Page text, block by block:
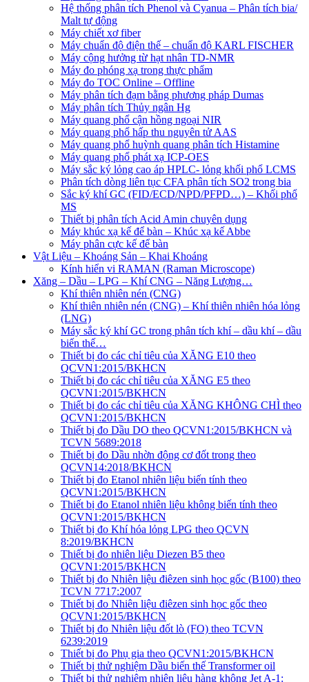
Hệ thống phân tích Phenol và Cyanua – Phân tích bia/
Malt tự động
Máy chiết xơ fiber
Máy chuẩn độ điện thế – chuẩn độ KARL FISCHER
Máy cộng hưởng từ hạt nhân TD-NMR
Máy đo phóng xạ trong thực phẩm
Máy đo TOC Online – Offline
Máy phân tích đạm bằng phương pháp Dumas
Máy phân tích Thủy ngân Hg
Máy quang phổ cận hồng ngoại NIR
Máy quang phổ hấp thu nguyên tử AAS
Máy quang phổ huỳnh quang phân tích Histamine
Máy quang phổ phát xạ ICP-OES
Máy sắc ký lỏng cao áp HPLC- lỏng khối phổ LCMS
Phân tích dòng liên tục CFA phân tích SO2 trong bia
Sắc ký khí GC (FID/ECD/NPD/PFPD…) – Khối phổ
MS
Thiết bị phân tích Acid Amin chuyên dụng
Máy khúc xạ kế để bàn – Khúc xạ kế Abbe
Máy phân cực kế để bàn
Vật Liệu – Khoáng Sản – Khai Khoáng
Kính hiển vi RAMAN (Raman Microscope)
Xăng – Dầu – LPG – Khí CNG – Năng Lượng…
Khí thiên nhiên nén (CNG)
Khí thiên nhiên nén (CNG) – Khí thiên nhiên hóa lỏng
(LNG)
Máy sắc ký khí GC trong phân tích khí – dầu khí – dầu
biến thế…
Thiết bị đo các chỉ tiêu của XĂNG E10 theo
QCVN1:2015/BKHCN
Thiết bị đo các chỉ tiêu của XĂNG E5 theo
QCVN1:2015/BKHCN
Thiết bị đo các chỉ tiêu của XĂNG KHÔNG CHÌ theo
QCVN1:2015/BKHCN
Thiết bị đo Dầu DO theo QCVN1:2015/BKHCN và
TCVN 5689:2018
Thiết bị đo Dầu nhờn động cơ đốt trong theo
QCVN14:2018/BKHCN
Thiết bị đo Etanol nhiên liệu biến tính theo
QCVN1:2015/BKHCN
Thiết bị đo Etanol nhiên liệu không biến tính theo
QCVN1:2015/BKHCN
Thiết bị đo Khí hóa lỏng LPG theo QCVN
8:2019/BKHCN
Thiết bị đo nhiên liệu Diezen B5 theo
QCVN1:2015/BKHCN
Thiết bị đo Nhiên liệu điêzen sinh học gốc (B100) theo
TCVN 7717:2007
Thiết bị đo Nhiên liệu điêzen sinh học gốc theo
QCVN1:2015/BKHCN
Thiết bị đo Nhiên liệu đốt lò (FO) theo TCVN
6239:2019
Thiết bị đo Phụ gia theo QCVN1:2015/BKHCN
Thiết bị thử nghiệm Dầu biến thế Transformer oil
Thiết bị thử nghiệm nhiên liệu hàng không Jet A-1: